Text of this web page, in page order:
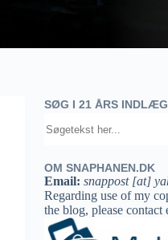
SØG I 21 ÅRS INDLÆG
OM SNAPHANEN.DK
Email: snappost [at]
Regarding use of my
the blog, please contact